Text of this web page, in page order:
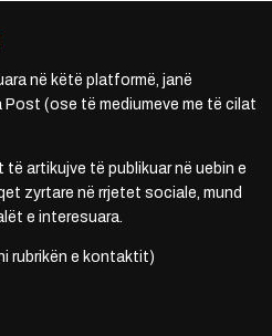
në këtë platformë, janë
Post (ose të mediumeve me të cilat
të artikujve të publikuar në uebin e
zyrtare në rrjetet sociale, mund
e interesuara.
rubrikën e kontaktit)